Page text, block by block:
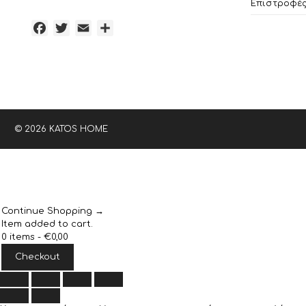
Facebook
TwitterEmail
© 2026 KATOS HOME
Continue Shopping →
Item added to cart.
0 items - €0,00
Checkout